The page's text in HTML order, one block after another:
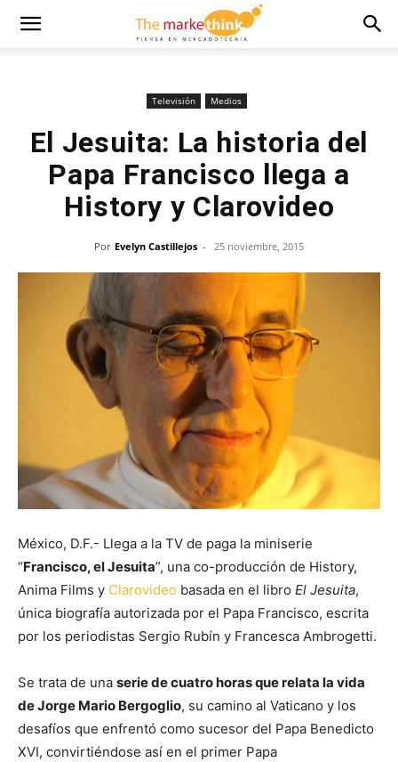
Televisión Medios
El Jesuita: La historia del
Papa Francisco llega a
History y Clarovideo
Por Evelyn Castillejos - 25 noviembre, 2015
México, D.F.- Llega a la TV de paga la miniserie
“Francisco, el Jesuita”, una co-producción de History,
Anima Films y Clarovideo basada en el libro El Jesuita,
única biografía autorizada por el Papa Francisco, escrita
por los periodistas Sergio Rubín y Francesca Ambrogetti.
Se trata de una serie de cuatro horas que relata la vida
de Jorge Mario Bergoglio, su camino al Vaticano y los
desafíos que enfrentó como sucesor del Papa Benedicto
XVI, convirtiéndose así en el primer Papa